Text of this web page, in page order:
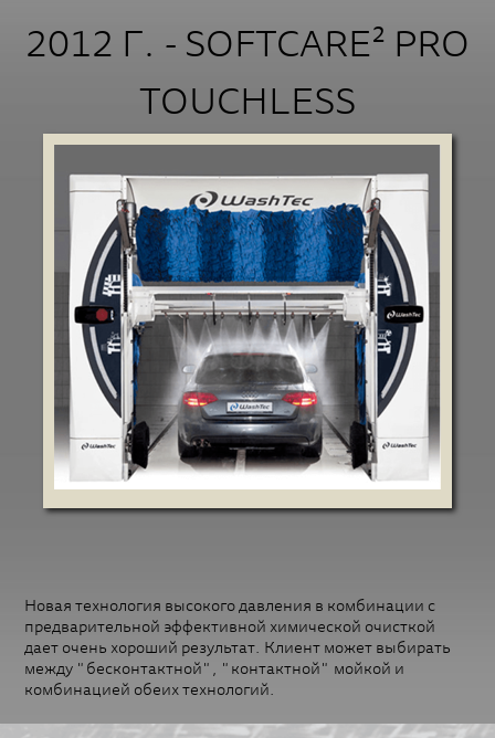
2012 Г. - SOFTCARE² PRO
TOUCHLESS
Новая технология высокого давления в комбинации с
предварительной эффективной химической очисткой
дает очень хороший результат. Клиент может выбирать
между "бесконтактной", "контактной" мойкой и
комбинацией обеих технологий.